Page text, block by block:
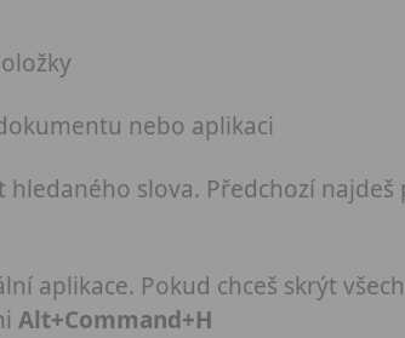
nebo aplikaci
hledaného slova. Předchozí najdeš
aplikace. Pokud chceš skrýt
Alt+Command+H